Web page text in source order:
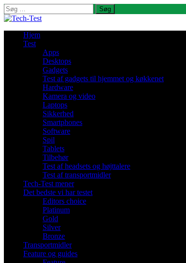
Søg
efter:
Hjem
Test
Apps
Desktops
Gadgets
Test af gadgets til hjemmet og køkkenet
Hardware
Kamera og video
Laptops
Sikkerhed
Smartphones
Software
Spil
Tablets
Tilbehør
Test af headsets og højttalere
Test af transportmidler
Tech-Test mener
Det bedste vi har testet
Editors choice
Platinum
Gold
Silver
Bronze
Transportmidler
Feature og guides